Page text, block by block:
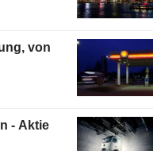
von
- Aktie